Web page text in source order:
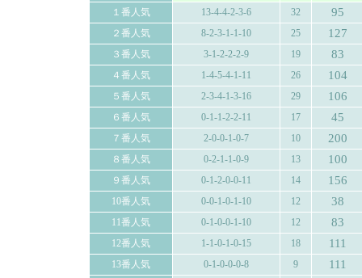
１番人気 13-4-4-2-3-6 32 95
２番人気 8-2-3-1-1-10 25 127
３番人気 3-1-2-2-2-9 19 83
４番人気 1-4-5-4-1-11 26 104
５番人気 2-3-4-1-3-16 29 106
６番人気 0-1-1-2-2-11 17 45
７番人気 2-0-0-1-0-7 10 200
８番人気 0-2-1-1-0-9 13 100
９番人気 0-1-2-0-0-11 14 156
10番人気 0-0-1-0-1-10 12 38
11番人気 0-1-0-0-1-10 12 83
12番人気 1-1-0-1-0-15 18 111
13番人気 0-1-0-0-0-8 9 111